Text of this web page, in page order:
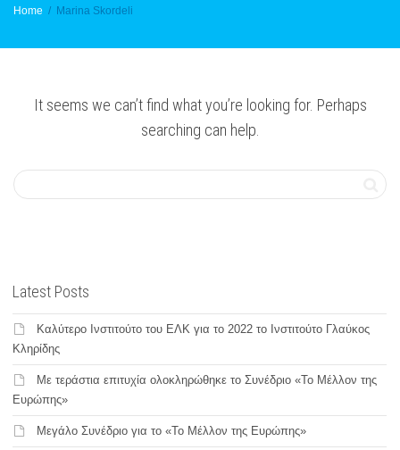
Home Marina Skordeli
It seems we can’t find what you’re looking for. Perhaps
searching can help.
Latest Posts
Καλύτερο Ινστιτούτο του ΕΛΚ για το 2022 το Ινστιτούτο Γλαύκος
Κληρίδης
Με τεράστια επιτυχία ολοκληρώθηκε το Συνέδριο «Το Μέλλον της
Ευρώπης»
Μεγάλο Συνέδριο για το «Το Μέλλον της Ευρώπης»